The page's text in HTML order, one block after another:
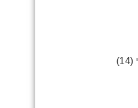
(14)